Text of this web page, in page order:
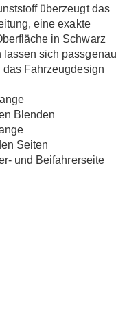
überzeugt das
eine exakte
in Schwarz
sich passgenau
das Fahrzeugdesign
Blenden
Seiten
und Beifahrerseite